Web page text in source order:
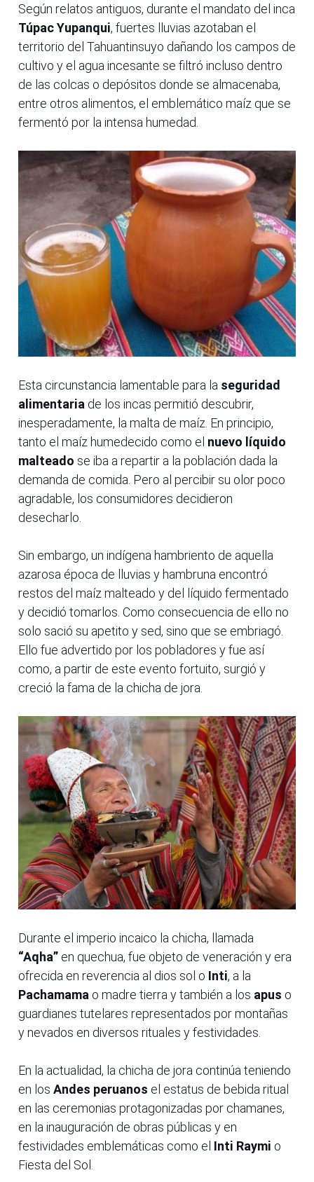
Según relatos antiguos, durante el mandato del inca
Túpac Yupanqui, fuertes lluvias azotaban el
territorio del Tahuantinsuyo dañando los campos de
cultivo y el agua incesante se filtró incluso dentro
de las colcas o depósitos donde se almacenaba,
entre otros alimentos, el emblemático maíz que se
fermentó por la intensa humedad.
Esta circunstancia lamentable para la seguridad
alimentaria de los incas permitió descubrir,
inesperadamente, la malta de maíz. En principio,
tanto el maíz humedecido como el nuevo líquido
malteado se iba a repartir a la población dada la
demanda de comida. Pero al percibir su olor poco
agradable, los consumidores decidieron
desecharlo.
Sin embargo, un indígena hambriento de aquella
azarosa época de lluvias y hambruna encontró
restos del maíz malteado y del líquido fermentado
y decidió tomarlos. Como consecuencia de ello no
solo sació su apetito y sed, sino que se embriagó.
Ello fue advertido por los pobladores y fue así
como, a partir de este evento fortuito, surgió y
creció la fama de la chicha de jora.
Durante el imperio incaico la chicha, llamada
“Aqha” en quechua, fue objeto de veneración y era
ofrecida en reverencia al dios sol o Inti, a la
Pachamama o madre tierra y también a los apus o
guardianes tutelares representados por montañas
y nevados en diversos rituales y festividades.
En la actualidad, la chicha de jora continúa teniendo
en los Andes peruanos el estatus de bebida ritual
en las ceremonias protagonizadas por chamanes,
en la inauguración de obras públicas y en
festividades emblemáticas como el Inti Raymi o
Fiesta del Sol.